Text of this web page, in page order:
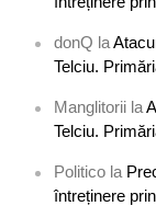
donQ la
Telciu.
Manglitorii la
Telciu.
Politico la
întreținere